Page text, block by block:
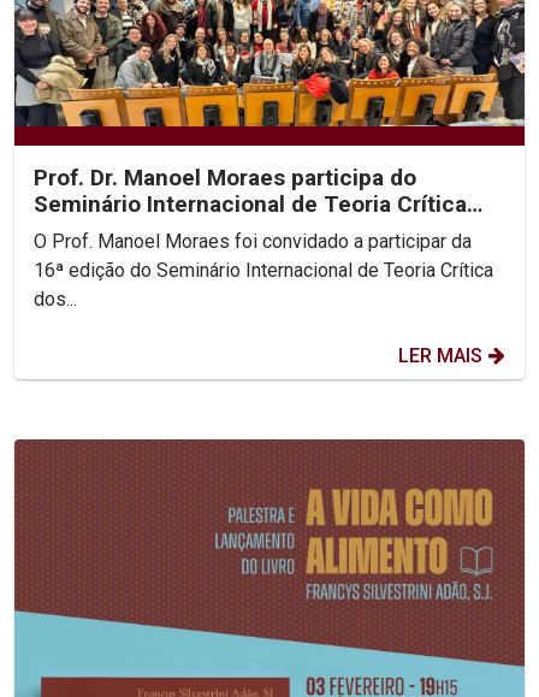
Prof. Dr. Manoel Moraes participa do
Seminário Internacional de Teoria Crítica
dos Direitos...
O Prof. Manoel Moraes foi convidado a participar da
16ª edição do Seminário Internacional de Teoria Crítica
dos...
LER MAIS